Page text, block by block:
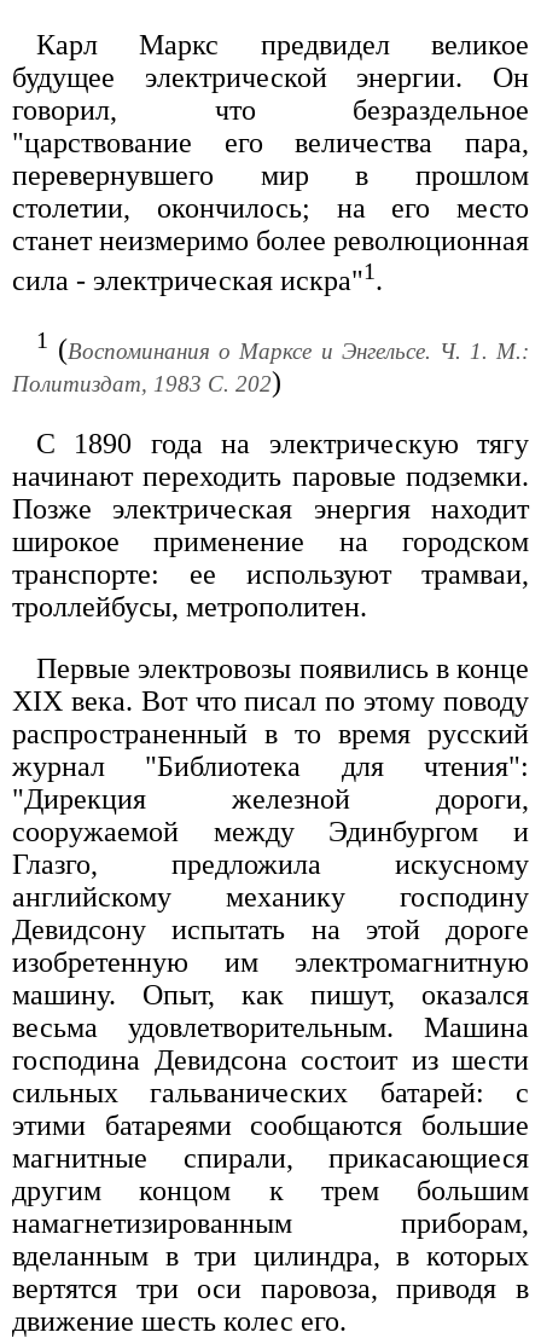
Карл Маркс предвидел великое
будущее электрической энергии. Он
говорил, что безраздельное
"царствование его величества пара,
перевернувшего мир в прошлом
столетии, окончилось; на его место
станет неизмеримо более революционная
сила - электрическая искра"1.
1 (Воспоминания о Марксе и Энгельсе. Ч. 1. М.:
Политиздат, 1983 С. 202)
С 1890 года на электрическую тягу
начинают переходить паровые подземки.
Позже электрическая энергия находит
широкое применение на городском
транспорте: ее используют трамваи,
троллейбусы, метрополитен.
Первые электровозы появились в конце
XIX века. Вот что писал по этому поводу
распространенный в то время русский
журнал "Библиотека для чтения":
"Дирекция железной дороги,
сооружаемой между Эдинбургом и
Глазго, предложила искусному
английскому механику господину
Девидсону испытать на этой дороге
изобретенную им электромагнитную
машину. Опыт, как пишут, оказался
весьма удовлетворительным. Машина
господина Девидсона состоит из шести
сильных гальванических батарей: с
этими батареями сообщаются большие
магнитные спирали, прикасающиеся
другим концом к трем большим
намагнетизированным приборам,
вделанным в три цилиндра, в которых
вертятся три оси паровоза, приводя в
движение шесть колес его.